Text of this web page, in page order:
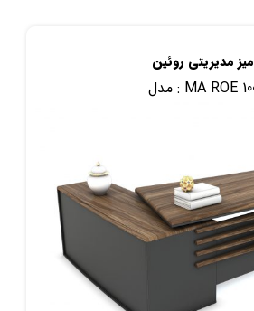
میز مدیریتی روئین
مدل : MA ROE